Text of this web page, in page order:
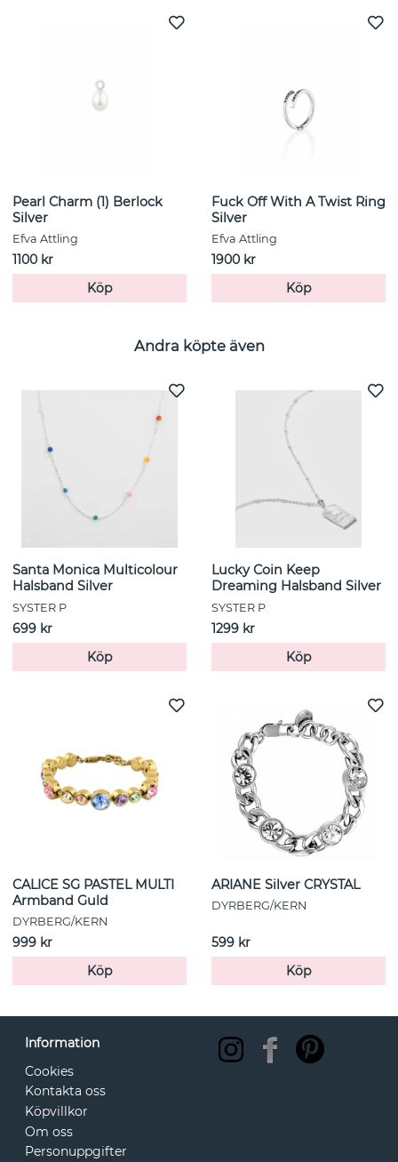
Pearl Charm (1) Berlock
Silver
Efva Attling
1100 kr
Köp
Fuck Off With A Twist Ring
Silver
Efva Attling
1900 kr
Köp
Andra köpte även
Santa Monica Multicolour
Halsband Silver
SYSTER P
699 kr
Köp
Lucky Coin Keep
Dreaming Halsband Silver
SYSTER P
1299 kr
Köp
CALICE SG PASTEL MULTI
Armband Guld
DYRBERG/KERN
999 kr
Köp
ARIANE Silver CRYSTAL
DYRBERG/KERN
599 kr
Köp
Information
Cookies
Kontakta oss
Köpvillkor
Om oss
Personuppgifter